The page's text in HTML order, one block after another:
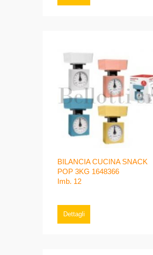
BILANCIA CUCINA SNACK
POP 3KG 1648366
Imb. 12
Dettagli